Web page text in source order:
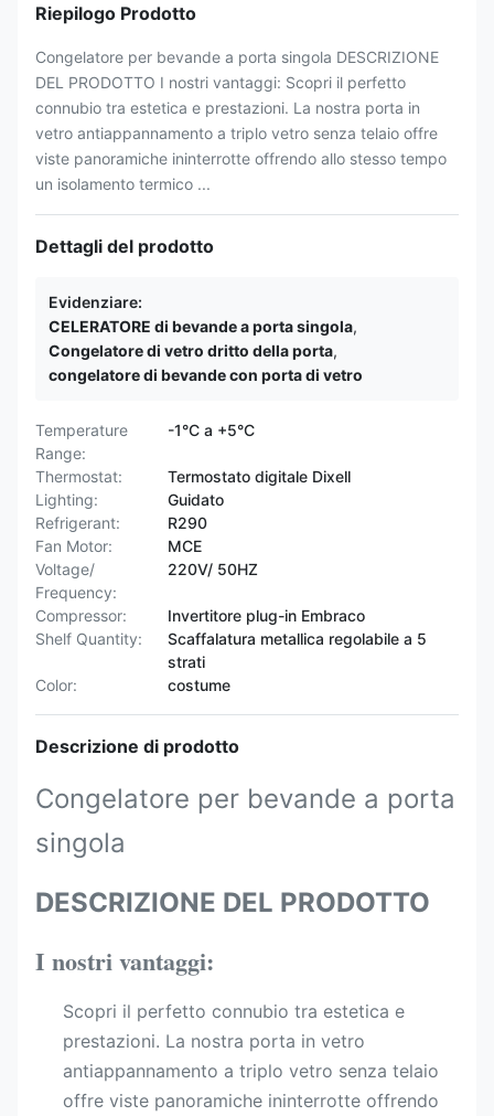
Riepilogo Prodotto
Congelatore per bevande a porta singola DESCRIZIONE
DEL PRODOTTO I nostri vantaggi: Scopri il perfetto
connubio tra estetica e prestazioni. La nostra porta in
vetro antiappannamento a triplo vetro senza telaio offre
viste panoramiche ininterrotte offrendo allo stesso tempo
un isolamento termico ...
Dettagli del prodotto
Evidenziare:
CELERATORE di bevande a porta singola,
Congelatore di vetro dritto della porta,
congelatore di bevande con porta di vetro
Temperature
Range:
-1°C a +5°C
Thermostat:
Termostato digitale Dixell
Lighting:
Guidato
Refrigerant:
R290
Fan Motor:
MCE
Voltage/
Frequency:
220V/ 50HZ
Compressor:
Invertitore plug-in Embraco
Shelf Quantity:
Scaffalatura metallica regolabile a 5
strati
Color:
costume
Descrizione di prodotto
Congelatore per bevande a porta
singola
DESCRIZIONE DEL PRODOTTO
I nostri vantaggi:
Scopri il perfetto connubio tra estetica e
prestazioni. La nostra porta in vetro
antiappannamento a triplo vetro senza telaio
offre viste panoramiche ininterrotte offrendo